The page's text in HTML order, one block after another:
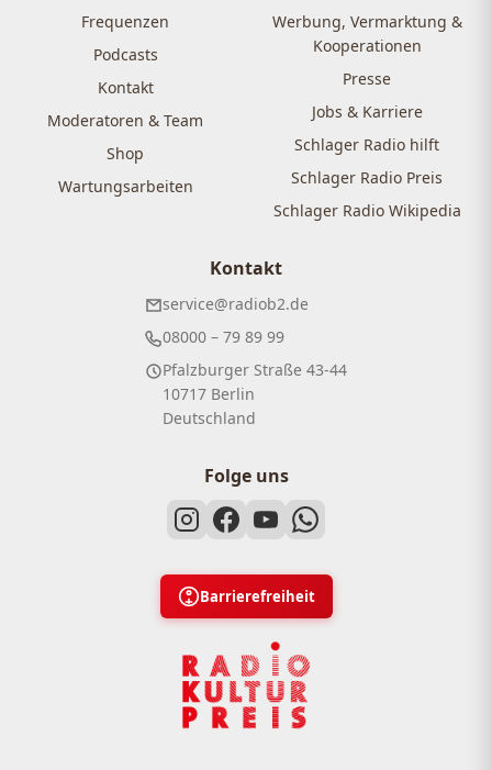
Frequenzen
Podcasts
Kontakt
Moderatoren & Team
Shop
Wartungsarbeiten
Werbung, Vermarktung &
Kooperationen
Presse
Jobs & Karriere
Schlager Radio hilft
Schlager Radio Preis
Schlager Radio Wikipedia
Kontakt
service@radiob2.de
08000 – 79 89 99
Pfalzburger Straße 43-44
10717 Berlin
Deutschland
Folge uns
Barrierefreiheit